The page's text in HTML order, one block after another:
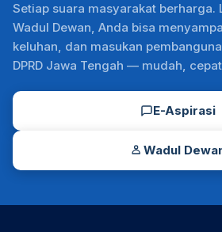
Setiap suara masyarakat berharga.
Wadul Dewan, Anda bisa
keluhan, dan masukan
DPRD Jawa Tengah — mudah,
E-Aspirasi
Wadul